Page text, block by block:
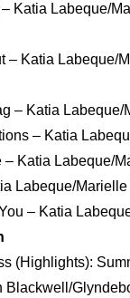
Katia Labeque/
– Katia Labeque/
– Katia Labeque/
– Katia
– Katia Labeque/
Labeque/
– Katia
(Highlights):
Blackwell/